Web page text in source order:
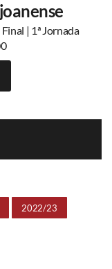
| 1ª Jornada
2022/23